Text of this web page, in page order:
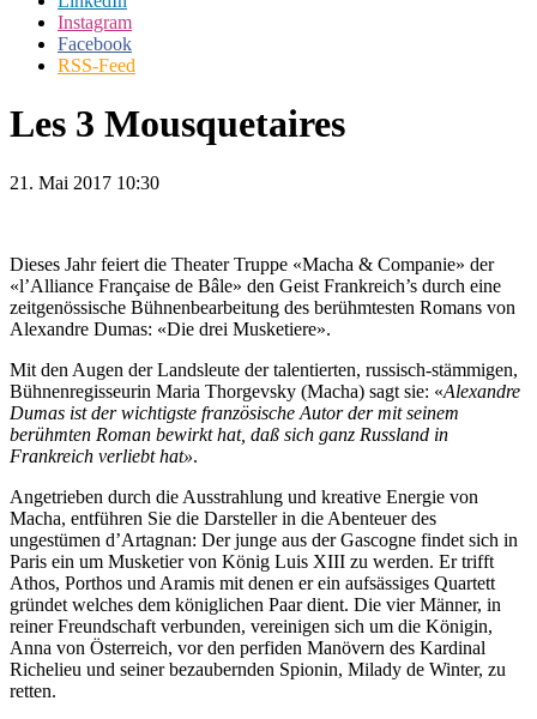
Instagram
Facebook
RSS-Feed
Les 3 Mousquetaires
21. Mai 2017 10:30
Dieses Jahr feiert die Theater Truppe «Macha & Companie» der
«l’Alliance Française de Bâle» den Geist Frankreich’s durch eine
zeitgenössische Bühnenbearbeitung des berühmtesten Romans von
Alexandre Dumas: «Die drei Musketiere».
Mit den Augen der Landsleute der talentierten, russisch-stämmigen,
Bühnenregisseurin Maria Thorgevsky (Macha) sagt sie: «Alexandre
Dumas ist der wichtigste französische Autor der mit seinem
berühmten Roman bewirkt hat, daß sich ganz Russland in
Frankreich verliebt hat».
Angetrieben durch die Ausstrahlung und kreative Energie von
Macha, entführen Sie die Darsteller in die Abenteuer des
ungestümen d’Artagnan: Der junge aus der Gascogne findet sich in
Paris ein um Musketier von König Luis XIII zu werden. Er trifft
Athos, Porthos und Aramis mit denen er ein aufsässiges Quartett
gründet welches dem königlichen Paar dient. Die vier Männer, in
reiner Freundschaft verbunden, vereinigen sich um die Königin,
Anna von Österreich, vor den perfiden Manövern des Kardinal
Richelieu und seiner bezaubernden Spionin, Milady de Winter, zu
retten.